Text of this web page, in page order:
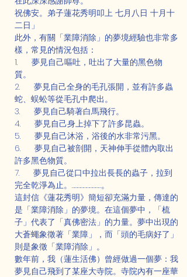
祝佛安。弟子蓮花秀明叩上 七月八日 十月十
二日」
此外，有關「業障消除」的夢境經驗也非常多
樣，常見的情況包括：
1.      夢見自己嘔吐，吐出了大量的黑色物
質。
2.      夢見自己全身的毛孔張開，並有許多蟲
蛇、蜈蚣等從毛孔中爬出。
3.      夢見自己騎著白馬飛行。
4.      夢見自己身上掉下了許多昆蟲。
5.      夢見自己沐浴，浴後的水非常污黑。
6.      夢見自己被剖開，天神伸手從體內取出
許多黑色物質。
7.      夢見自己從口中拉出長長的蟲子，拉到
完全乾淨為止。…………………………。
這封信《蓮花秀明》簡短卻充滿力量，傳達的
是「業障消除」的夢境。在這個夢中，「梳
子」代表了「真佛密法」的力量。夢中出現的
大蒼蠅象徵著「業障」，而「頭的毛病好了」
則是象徵「業障消除」。
數年前，我（蓮生活佛）曾經做過一個夢：我
夢見自己飛到了某座大寺院。寺院內有一座華